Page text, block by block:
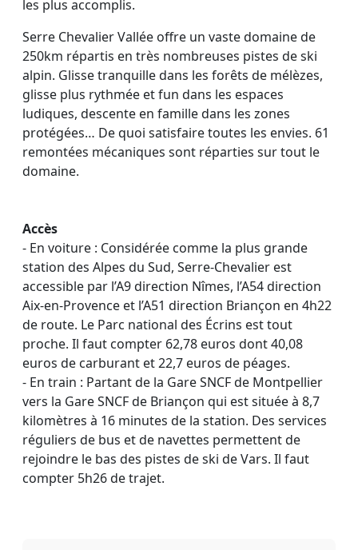
les plus accomplis.
Serre Chevalier Vallée offre un vaste domaine de
250km répartis en très nombreuses pistes de ski
alpin. Glisse tranquille dans les forêts de mélèzes,
glisse plus rythmée et fun dans les espaces
ludiques, descente en famille dans les zones
protégées… De quoi satisfaire toutes les envies. 61
remontées mécaniques sont réparties sur tout le
domaine.
Accès
- En voiture : Considérée comme la plus grande
station des Alpes du Sud, Serre-Chevalier est
accessible par l’A9 direction Nîmes, l’A54 direction
Aix-en-Provence et l’A51 direction Briançon en 4h22
de route. Le Parc national des Écrins est tout
proche. Il faut compter 62,78 euros dont 40,08
euros de carburant et 22,7 euros de péages.
- En train : Partant de la Gare SNCF de Montpellier
vers la Gare SNCF de Briançon qui est située à 8,7
kilomètres à 16 minutes de la station. Des services
réguliers de bus et de navettes permettent de
rejoindre le bas des pistes de ski de Vars. Il faut
compter 5h26 de trajet.